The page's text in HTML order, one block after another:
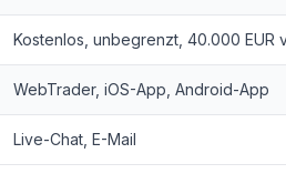
Kostenlos, unbegrenzt, 40.000 EUR
WebTrader, iOS-App, Android-App
Live-Chat, E-Mail